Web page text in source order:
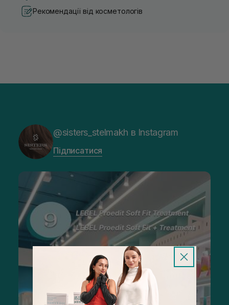
Рекомендації від косметологів
@sisters_stelmakh в Instagram
Підписатися